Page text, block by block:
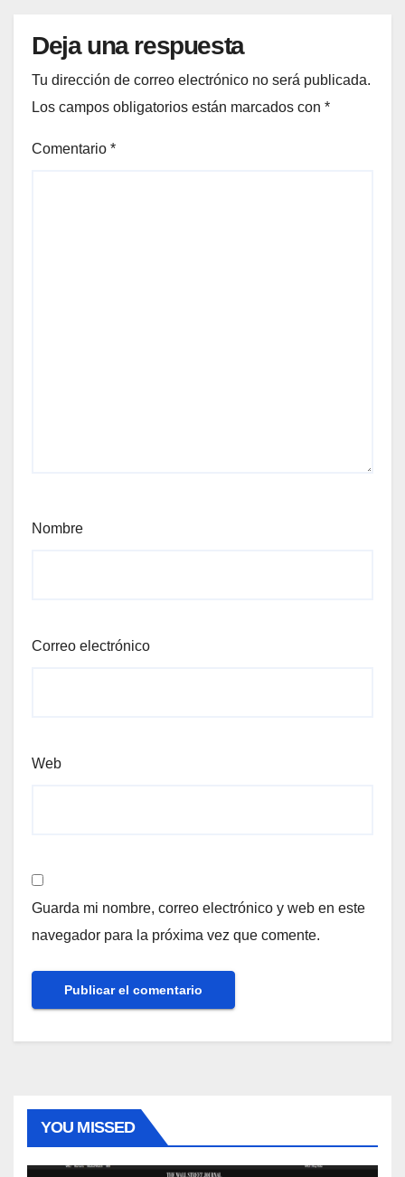
Deja una respuesta
Tu dirección de correo electrónico no será publicada.
Los campos obligatorios están marcados con *
Comentario *
Nombre
Correo electrónico
Web
Guarda mi nombre, correo electrónico y web en este
navegador para la próxima vez que comente.
YOU MISSED